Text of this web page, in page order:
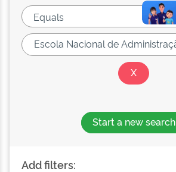
Start a new search
Add filters: